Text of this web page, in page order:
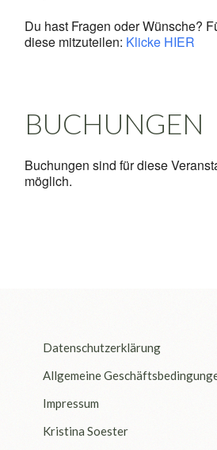
Du hast Fragen oder Wünsche?
diese mitzuteilen: Klicke HIER
BUCHUNGEN
Buchungen sind für diese
möglich.
Datenschutzerklärung
Allgemeine
Impressum
Kristina Soester